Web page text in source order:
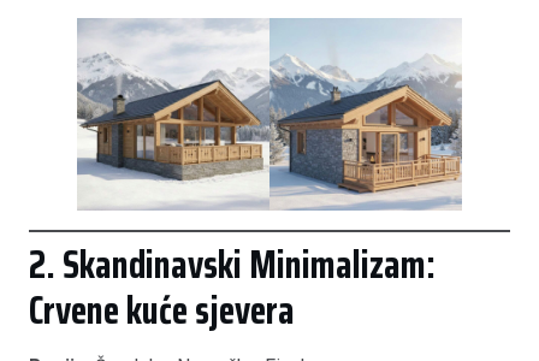
2. Skandinavski Minimalizam:
Crvene kuće sjevera